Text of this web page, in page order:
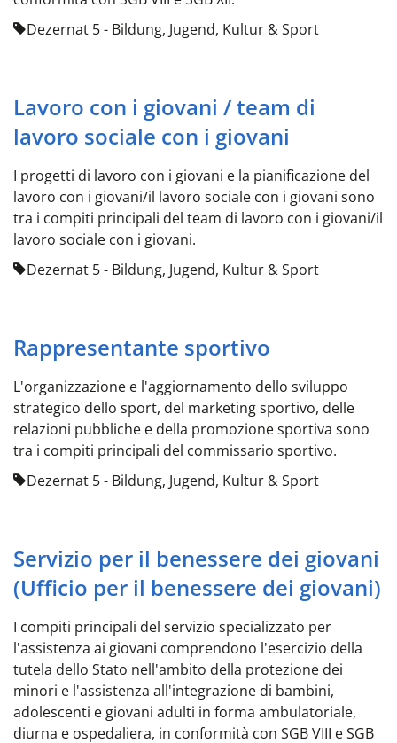
Dezernat 5 - Bildung, Jugend, Kultur & Sport
Lavoro con i giovani / team di
lavoro sociale con i giovani
I progetti di lavoro con i giovani e la pianificazione del
lavoro con i giovani/il lavoro sociale con i giovani sono
tra i compiti principali del team di lavoro con i giovani/il
lavoro sociale con i giovani.
Dezernat 5 - Bildung, Jugend, Kultur & Sport
Rappresentante sportivo
L'organizzazione e l'aggiornamento dello sviluppo
strategico dello sport, del marketing sportivo, delle
relazioni pubbliche e della promozione sportiva sono
tra i compiti principali del commissario sportivo.
Dezernat 5 - Bildung, Jugend, Kultur & Sport
Servizio per il benessere dei giovani
(Ufficio per il benessere dei giovani)
I compiti principali del servizio specializzato per
l'assistenza ai giovani comprendono l'esercizio della
tutela dello Stato nell'ambito della protezione dei
minori e l'assistenza all'integrazione di bambini,
adolescenti e giovani adulti in forma ambulatoriale,
diurna e ospedaliera, in conformità con SGB VIII e SGB